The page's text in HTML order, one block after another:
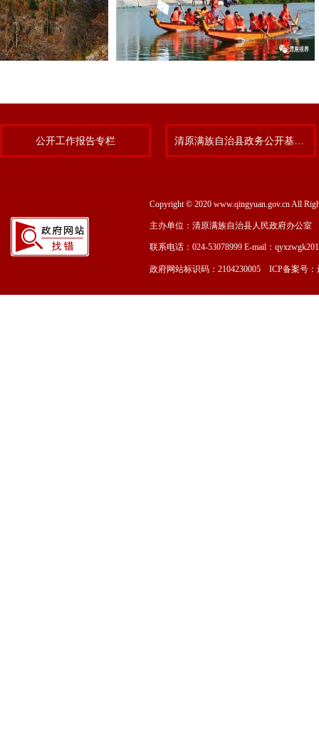
公开工作报告专栏
Copyright © 2020 www.qingyuan.gov.cn All
主办单位：清原满族自治县人民政府办公室
联系电话：024-53078999 E-mail：
政府网站标识码：2104230005 ICP备案号：